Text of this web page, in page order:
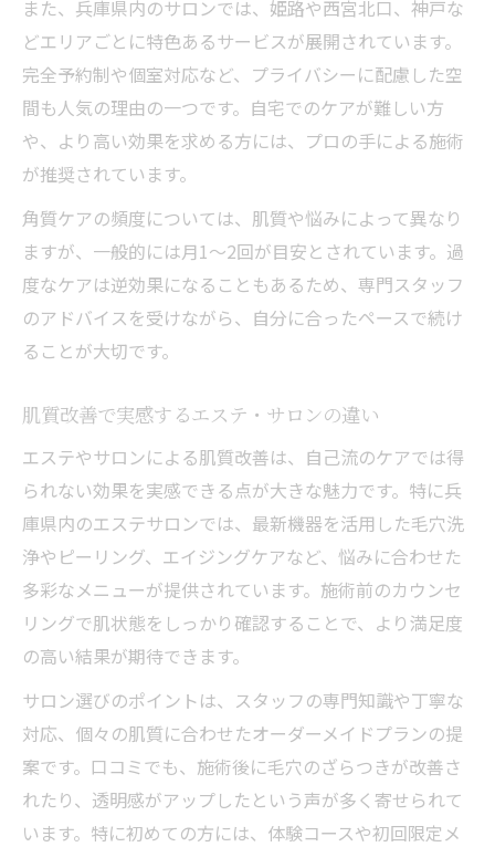
また、兵庫県内のサロンでは、姫路や西宮北口、神戸な
どエリアごとに特色あるサービスが展開されています。
完全予約制や個室対応など、プライバシーに配慮した空
間も人気の理由の一つです。自宅でのケアが難しい方
や、より高い効果を求める方には、プロの手による施術
が推奨されています。
角質ケアの頻度については、肌質や悩みによって異なり
ますが、一般的には月1〜2回が目安とされています。過
度なケアは逆効果になることもあるため、専門スタッフ
のアドバイスを受けながら、自分に合ったペースで続け
ることが大切です。
肌質改善で実感するエステ・サロンの違い
エステやサロンによる肌質改善は、自己流のケアでは得
られない効果を実感できる点が大きな魅力です。特に兵
庫県内のエステサロンでは、最新機器を活用した毛穴洗
浄やピーリング、エイジングケアなど、悩みに合わせた
多彩なメニューが提供されています。施術前のカウンセ
リングで肌状態をしっかり確認することで、より満足度
の高い結果が期待できます。
サロン選びのポイントは、スタッフの専門知識や丁寧な
対応、個々の肌質に合わせたオーダーメイドプランの提
案です。口コミでも、施術後に毛穴のざらつきが改善さ
れたり、透明感がアップしたという声が多く寄せられて
います。特に初めての方には、体験コースや初回限定メ